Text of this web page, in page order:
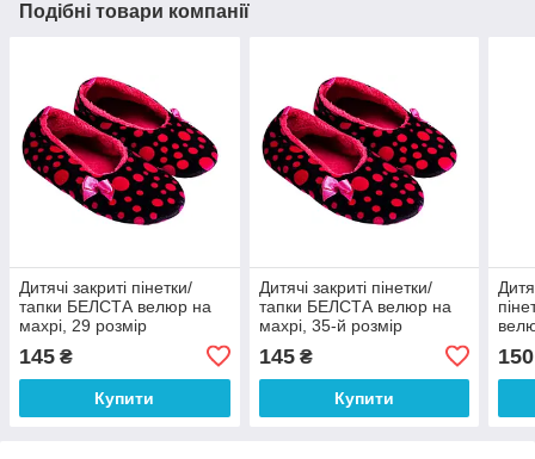
Подібні товари компанії
Дитячі закриті пінетки/
тапки БЕЛСТА велюр на
махрі, 29 розмір
145 ₴
Купити
Дитячі закриті пінетки/
тапки БЕЛСТА велюр на
махрі, 35-й розмір
145₴
Купити
150